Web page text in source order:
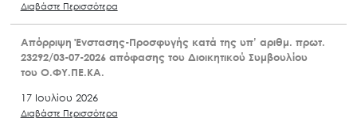
Διαβάστε Περισσότερα
Απόρριψη Ένστασης-Προσφυγής κατά της υπ’ αριθμ. πρωτ.
23292/03-07-2026 απόφασης του Διοικητικού Συμβουλίου
του Ο.ΦΥ.ΠΕ.ΚΑ.
17 Ιουλίου 2026
Διαβάστε Περισσότερα